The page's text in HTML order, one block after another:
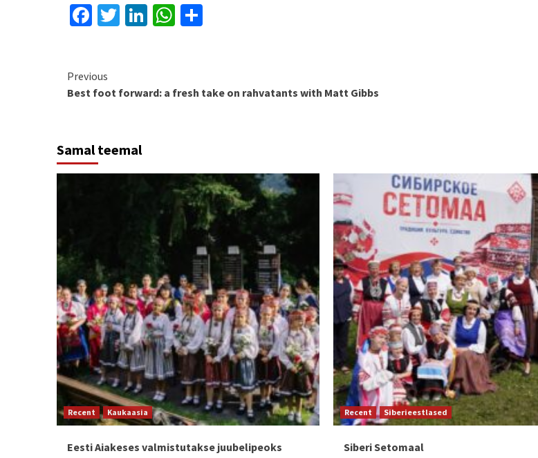
Facebook
Twitter
LinkedIn
WhatsApp
Continue
Reading
Previous
Best foot forward: a fresh take on rahvatants with Matt Gibbs
Samal teemal
Recent Kaukaasia
Eesti Aiakeses valmistutakse juubelipeoks
Recent Siberieestlased
Siberi Setomaal